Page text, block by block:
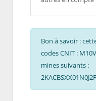
Bon à savoir :
codes CNIT :
mines suivants :